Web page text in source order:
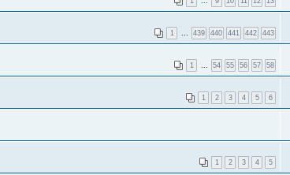
1 ... 439 440 441 442 443
1 ... 54 55 56 57 58
1 2 3 4 5 6
1 2 3 4 5